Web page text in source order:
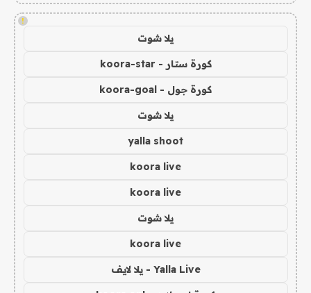
!
يلا شوت
كورة ستار - koora-star
كورة جول - koora-goal
يلا شوت
yalla shoot
koora live
koora live
يلا شوت
koora live
Yalla Live - يلا لايف